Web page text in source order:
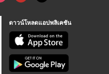
ดาวน์โหลดแอปพลิเคชัน